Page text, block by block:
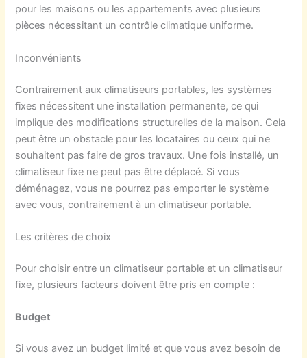
pour les maisons ou les appartements avec plusieurs
pièces nécessitant un contrôle climatique uniforme.
Inconvénients
Contrairement aux climatiseurs portables, les systèmes
fixes nécessitent une installation permanente, ce qui
implique des modifications structurelles de la maison. Cela
peut être un obstacle pour les locataires ou ceux qui ne
souhaitent pas faire de gros travaux. Une fois installé, un
climatiseur fixe ne peut pas être déplacé. Si vous
déménagez, vous ne pourrez pas emporter le système
avec vous, contrairement à un climatiseur portable.
Les critères de choix
Pour choisir entre un climatiseur portable et un climatiseur
fixe, plusieurs facteurs doivent être pris en compte :
Budget
Si vous avez un budget limité et que vous avez besoin de